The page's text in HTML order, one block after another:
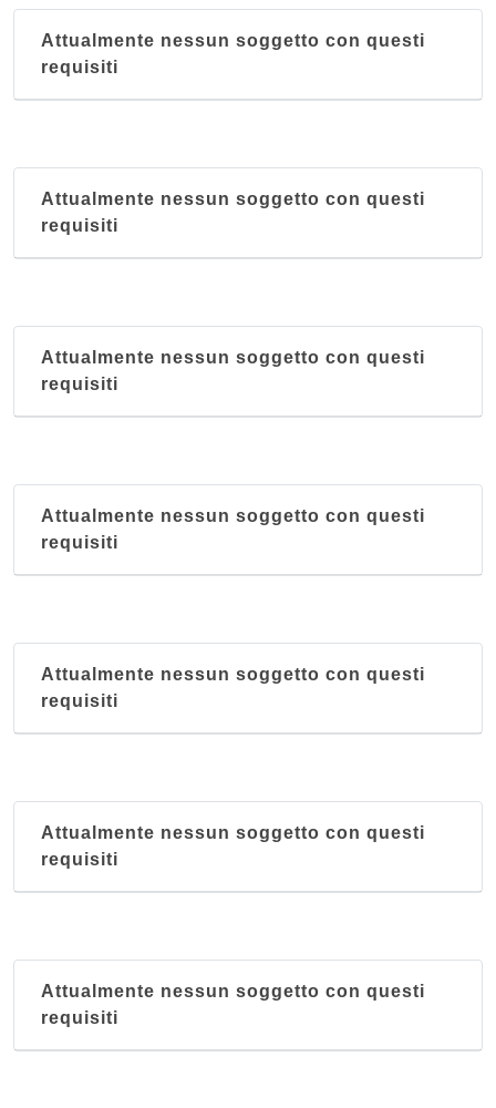
Attualmente nessun soggetto con questi
requisiti
Attualmente nessun soggetto con questi
requisiti
Attualmente nessun soggetto con questi
requisiti
Attualmente nessun soggetto con questi
requisiti
Attualmente nessun soggetto con questi
requisiti
Attualmente nessun soggetto con questi
requisiti
Attualmente nessun soggetto con questi
requisiti